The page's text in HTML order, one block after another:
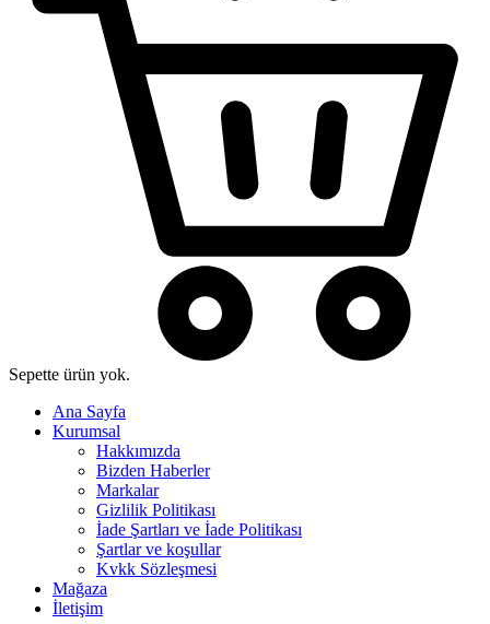
Sepette ürün yok.
Ana Sayfa
Kurumsal
Hakkımızda
Bizden Haberler
Markalar
Gizlilik Politikası
İade Şartları ve İade Politikası
Şartlar ve koşullar
Kvkk Sözleşmesi
Mağaza
İletişim